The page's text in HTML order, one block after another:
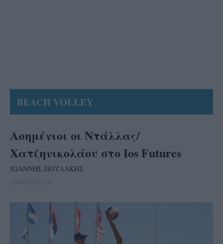
BEACH VOLLEY
Ασημένιοι οι Ντάλλας/
Χατζηνικολάου στο Ios Futures
ΙΩΑΝΝΗΣ ΠΟΥΛΑΚΗΣ